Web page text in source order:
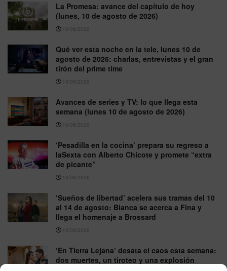
La Promesa: avance del capítulo de hoy
(lunes, 10 de agosto de 2026)
10/08/2026
Qué ver esta noche en la tele, lunes 10 de
agosto de 2026: charlas, entrevistas y el gran
tirón del prime time
10/08/2026
Avances de series y TV: lo que llega esta
semana (lunes 10 de agosto de 2026)
10/08/2026
‘Pesadilla en la cocina’ prepara su regreso a
laSexta con Alberto Chicote y promete “extra
de picante”
10/08/2026
‘Sueños de libertad’ acelera sus tramas del 10
al 14 de agosto: Bianca se acerca a Fina y
llega el homenaje a Brossard
10/08/2026
‘En Tierra Lejana’ desata el caos esta semana:
dos muertes, un tiroteo y una explosión